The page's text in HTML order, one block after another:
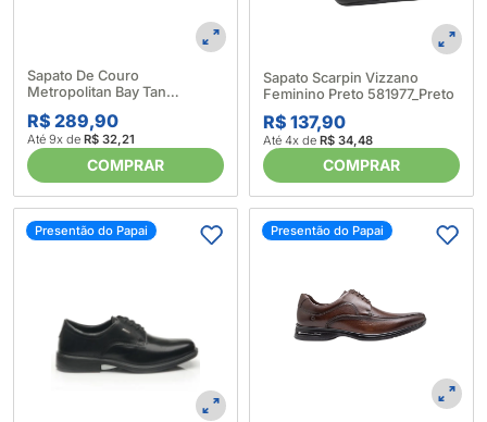
Sapato De Couro
Metropolitan Bay Tan
Democrata 614026_Marrom
R$ 289,90
Até 9x de R$ 32,21
COMPRAR
Sapato Scarpin Vizzano
Feminino Preto 581977_Preto
R$ 137,90
Até 4x de R$ 34,48
COMPRAR
Presentão do Papai Presentão do Papai